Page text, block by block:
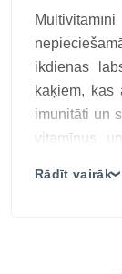
ikdienas
kaķiem, kas
imunitāti un
vitamīnus
Rādīt vairāk❯